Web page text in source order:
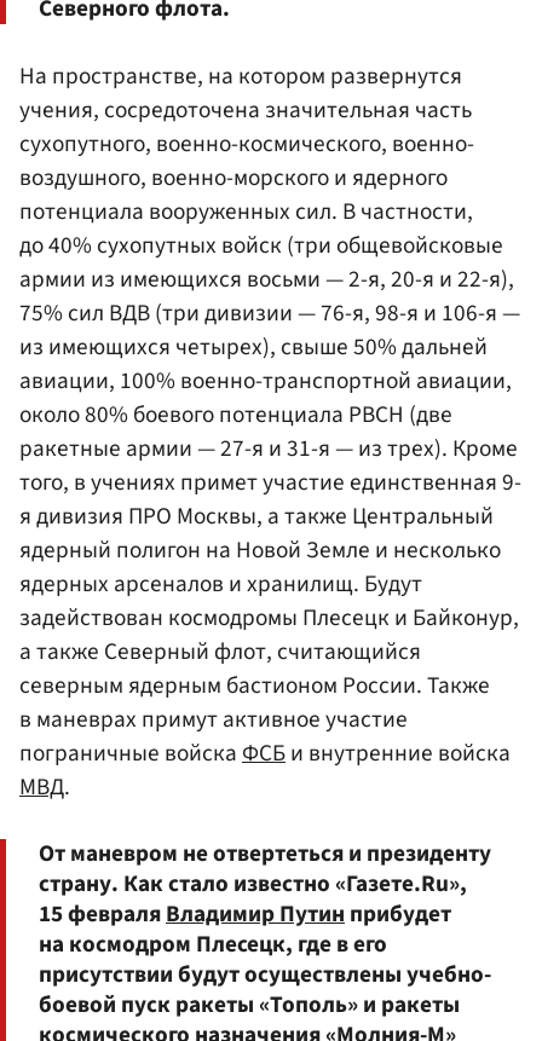
Северного флота.
На пространстве, на котором развернутся
учения, сосредоточена значительная часть
сухопутного, военно-космического, военно-
воздушного, военно-морского и ядерного
потенциала вооруженных сил. В частности,
до 40% сухопутных войск (три общевойсковые
армии из имеющихся восьми — 2-я, 20-я и 22-я),
75% сил ВДВ (три дивизии — 76-я, 98-я и 106-я —
из имеющихся четырех), свыше 50% дальней
авиации, 100% военно-транспортной авиации,
около 80% боевого потенциала РВСН (две
ракетные армии — 27-я и 31-я — из трех). Кроме
того, в учениях примет участие единственная 9-
я дивизия ПРО Москвы, а также Центральный
ядерный полигон на Новой Земле и несколько
ядерных арсеналов и хранилищ. Будут
задействован космодромы Плесецк и Байконур,
а также Северный флот, считающийся
северным ядерным бастионом России. Также
в маневрах примут активное участие
пограничные войскаФСБи внутренние войска
МВД.
От маневром не отвертеться и президенту
страну. Как стало известно «Газете.Ru»,
15 февраляВладимир Путинприбудет
на космодром Плесецк, где в его
присутствии будут осуществлены учебно-
боевой пуск ракеты «Тополь» и ракеты